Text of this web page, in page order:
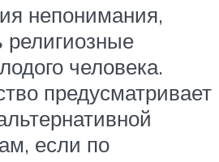
непонимания,
религиозные
человека.
предусматривает
если по